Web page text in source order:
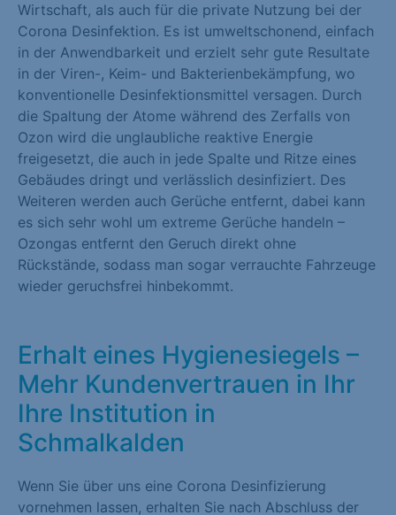
Wirtschaft, als auch für die private Nutzung bei der
Corona Desinfektion. Es ist umweltschonend, einfach
in der Anwendbarkeit und erzielt sehr gute Resultate
in der Viren-, Keim- und Bakterienbekämpfung, wo
konventionelle Desinfektionsmittel versagen. Durch
die Spaltung der Atome während des Zerfalls von
Ozon wird die unglaubliche reaktive Energie
freigesetzt, die auch in jede Spalte und Ritze eines
Gebäudes dringt und verlässlich desinfiziert. Des
Weiteren werden auch Gerüche entfernt, dabei kann
es sich sehr wohl um extreme Gerüche handeln –
Ozongas entfernt den Geruch direkt ohne
Rückstände, sodass man sogar verrauchte Fahrzeuge
wieder geruchsfrei hinbekommt.
Erhalt eines Hygienesiegels –
Mehr Kundenvertrauen in Ihr
Ihre Institution in
Schmalkalden
Wenn Sie über uns eine Corona Desinfizierung
vornehmen lassen, erhalten Sie nach Abschluss der
Inhalte von Videoplattformen und Social-Media-Plattformen
werden standardmäßig blockiert. Wenn Cookies von externen
Medien akzeptiert werden, bedarf der Zugriff auf diese Inhalte
keiner manuellen Einwilligung mehr.
Cookie-Informationen anzeigen
Datenschutzerklärung Impressum